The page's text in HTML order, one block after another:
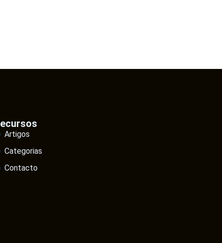
Artigos
Categorias
Contacto